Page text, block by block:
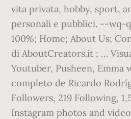
vita privata, hobby, sport,
personali e pubblici. --wq-
100%; Home; About Us;
di AboutCreators.it ; …
Youtuber, Pusheen, Emma
completo de Ricardo
Followers, 219 Following,
Instagram photos and